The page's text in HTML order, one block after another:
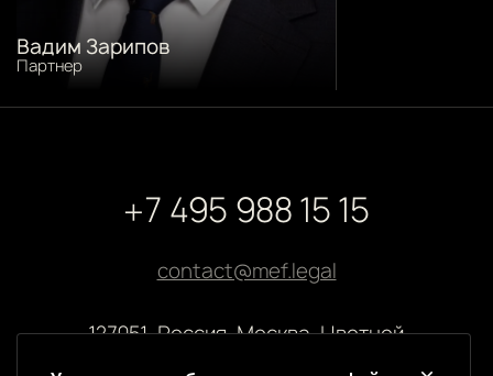
Вадим Зарипов
Партнер
+7 495 988 15 15
contact@mef.legal
127051, Россия, Москва, Цветной